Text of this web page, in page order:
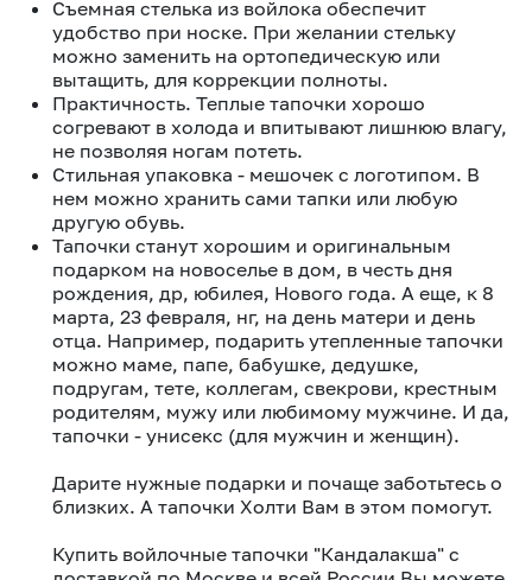
Съемная стелька из войлока обеспечит
удобство при носке. При желании стельку
можно заменить на ортопедическую или
вытащить, для коррекции полноты.
Практичность. Теплые тапочки хорошо
согревают в холода и впитывают лишнюю влагу,
не позволяя ногам потеть.
Стильная упаковка - мешочек с логотипом. В
нем можно хранить сами тапки или любую
другую обувь.
Тапочки станут хорошим и оригинальным
подарком на новоселье в дом, в честь дня
рождения, др, юбилея, Нового года. А еще, к 8
марта, 23 февраля, нг, на день матери и день
отца. Например, подарить утепленные тапочки
можно маме, папе, бабушке, дедушке,
подругам, тете, коллегам, свекрови, крестным
родителям, мужу или любимому мужчине. И да,
тапочки - унисекс (для мужчин и женщин).
Дарите нужные подарки и почаще заботьтесь о
близких. А тапочки Холти Вам в этом помогут.
Купить войлочные тапочки "Кандалакша" с